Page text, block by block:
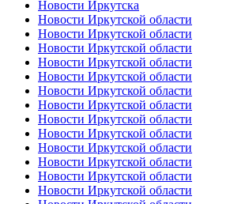
Новости Иркутска
Новости Иркутской области
Новости Иркутской области
Новости Иркутской области
Новости Иркутской области
Новости Иркутской области
Новости Иркутской области
Новости Иркутской области
Новости Иркутской области
Новости Иркутской области
Новости Иркутской области
Новости Иркутской области
Новости Иркутской области
Новости Иркутской области